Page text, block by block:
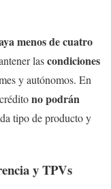
menos de cuatro
lascondiciones
y autónomos. En
no podrán
tipo de producto y
y TPVs